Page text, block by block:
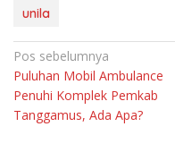
unila
Navigasi
pos
Pos sebelumnya
Puluhan Mobil Ambulance
Penuhi Komplek Pemkab
Tanggamus, Ada Apa?